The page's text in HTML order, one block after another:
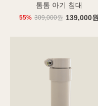
톰톰 아기 침대
55% 309,000원 139,000원